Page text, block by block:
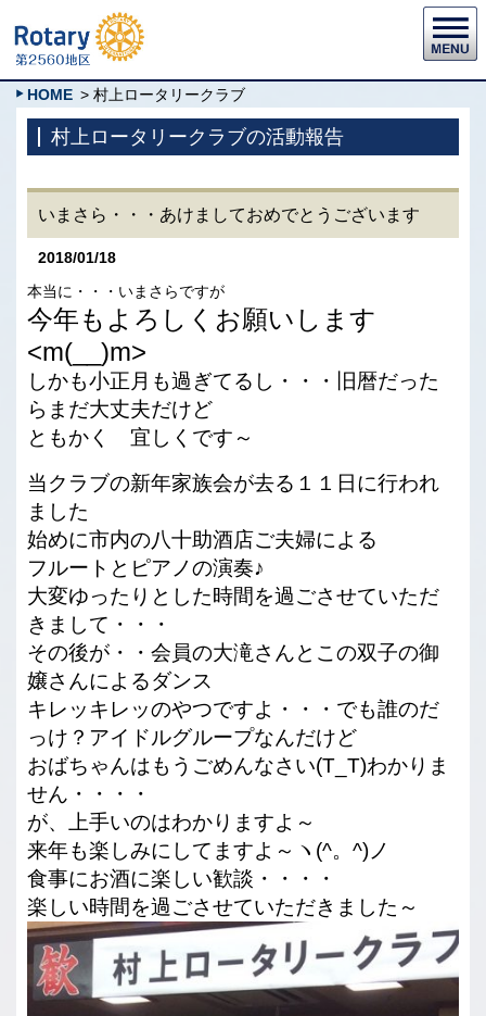
HOME > 村上ロータリークラブ
村上ロータリークラブの活動報告
いまさら・・・あけましておめでとうございます
2018/01/18
本当に・・・いまさらですが
今年もよろしくお願いします
<m(__)m>
しかも小正月も過ぎてるし・・・旧暦だった
らまだ大丈夫だけど
ともかく 宜しくです～
当クラブの新年家族会が去る１１日に行われ
ました
始めに市内の八十助酒店ご夫婦による
フルートとピアノの演奏♪
大変ゆったりとした時間を過ごさせていただ
きまして・・・
その後が・・会員の大滝さんとこの双子の御
嬢さんによるダンス
キレッキレッのやつですよ・・・でも誰のだ
っけ？アイドルグループなんだけど
おばちゃんはもうごめんなさい(T_T)わかりま
せん・・・・
が、上手いのはわかりますよ～
来年も楽しみにしてますよ～ヽ(^。^)ノ
食事にお酒に楽しい歓談・・・・
楽しい時間を過ごさせていただきました～